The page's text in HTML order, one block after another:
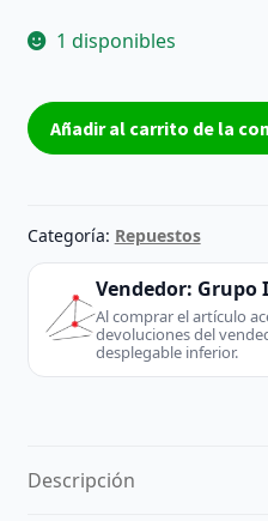
1 disponibles
Placa
T-
T320HVN02.0
CTRL
32T26-
C00
para
Reacondicionada
Añadir al carrito de la
Categoría: Repuestos
Vendedor: Grupo
Al comprar el artículo
devoluciones del
desplegable inferior.
Descripción